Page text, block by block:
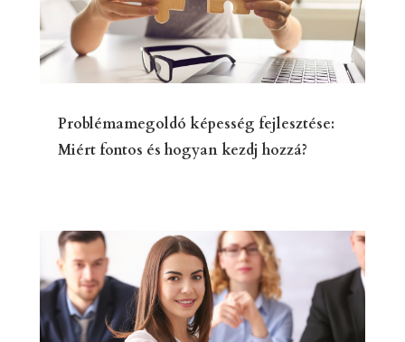
Problémamegoldó képesség fejlesztése:
Miért fontos és hogyan kezdj hozzá?